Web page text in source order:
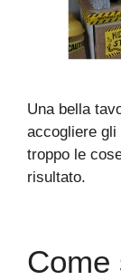
Una bella
accogliere
troppo le
risultato.
Come